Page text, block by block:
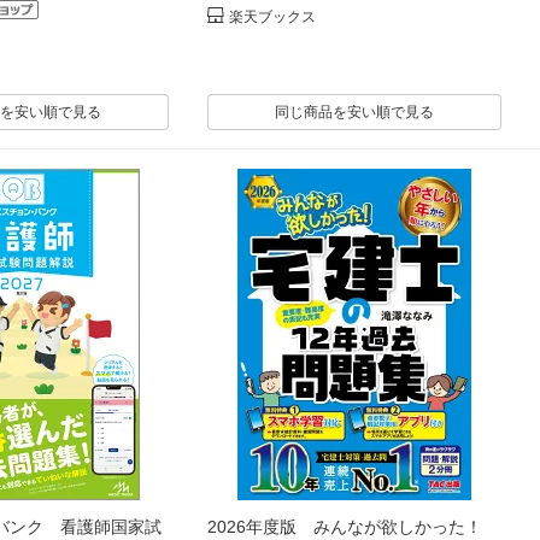
安い順で見る
楽天ブックス
同じ商品を安い順で見る
ンク 看護師国家試 2026年度版 みんなが欲しかった！